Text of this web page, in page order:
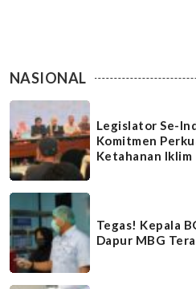
NASIONAL
Legislator Se-
Komitmen
Ketahanan Iklim
Tegas! Kepala
Dapur MBG